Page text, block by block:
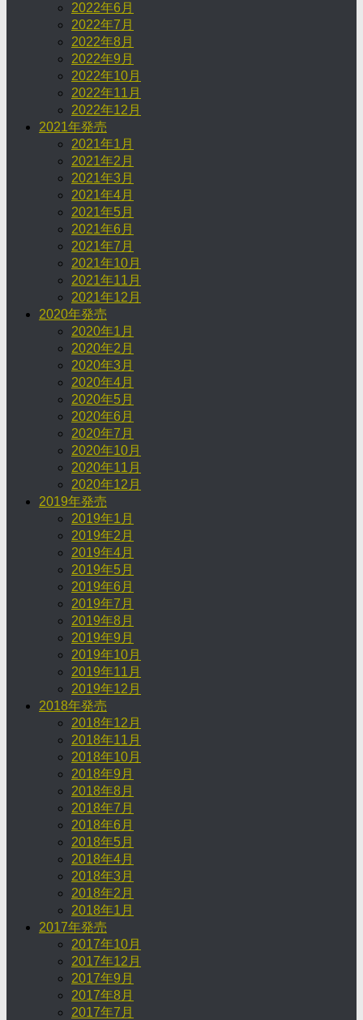
2022年6月
2022年7月
2022年8月
2022年9月
2022年10月
2022年11月
2022年12月
2021年発売
2021年1月
2021年2月
2021年3月
2021年4月
2021年5月
2021年6月
2021年7月
2021年10月
2021年11月
2021年12月
2020年発売
2020年1月
2020年2月
2020年3月
2020年4月
2020年5月
2020年6月
2020年7月
2020年10月
2020年11月
2020年12月
2019年発売
2019年1月
2019年2月
2019年4月
2019年5月
2019年6月
2019年7月
2019年8月
2019年9月
2019年10月
2019年11月
2019年12月
2018年発売
2018年12月
2018年11月
2018年10月
2018年9月
2018年8月
2018年7月
2018年6月
2018年5月
2018年4月
2018年3月
2018年2月
2018年1月
2017年発売
2017年10月
2017年12月
2017年9月
2017年8月
2017年7月